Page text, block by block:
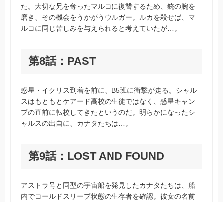
た。大切な兄を奪ったマルコに復讐するため、銃の腕を
磨き、その機会をうかがうウルガー。ルカを殺せば、マ
ルコに同じ苦しみを与えられると考えていたが…。
第8話：PAST
惑星・イクリス到着を前に、B5班に衝撃が走る。シャル
スはもともとケアード高校の生徒ではなく、惑星キャン
プの直前に転校してきたというのだ。明らかになったシ
ャルスの出自に、カナタたちは…。
第9話：LOST AND FOUND
アストラ号と同型の宇宙船を発見したカナタたちは、船
内でコールドスリープ状態の生存者を確認。彼女の名前